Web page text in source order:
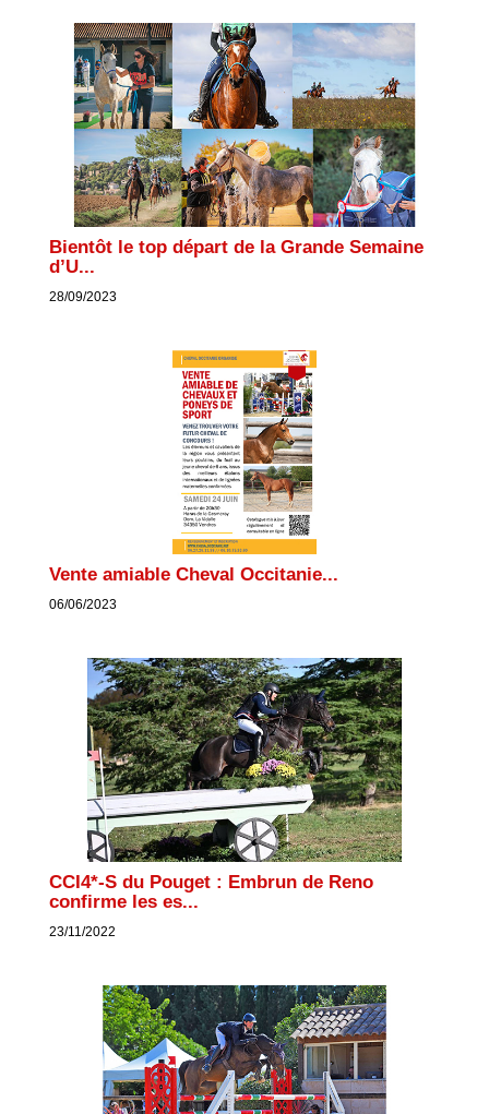
Bientôt le top départ de la Grande Semaine
d’U...
28/09/2023
Vente amiable Cheval Occitanie...
06/06/2023
CCI4*-S du Pouget : Embrun de Reno
confirme les es...
23/11/2022